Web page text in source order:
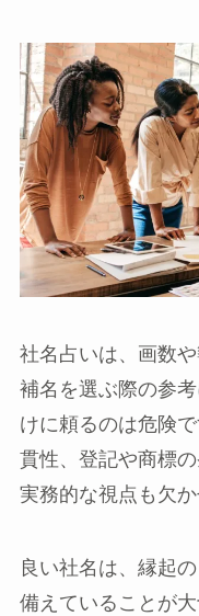
社名占いは、画数
補名を選ぶ際の参
けに頼るのは危険
貫性、登記や商標
実務的な視点も欠か
良い社名は、縁起
備えていることが